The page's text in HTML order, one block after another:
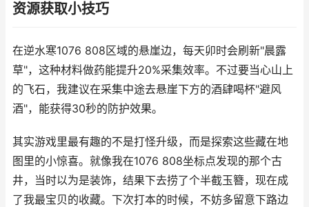
资源获取小技巧
在逆水寒1076 808区域的悬崖边，每天卯时会刷新"晨露
草"，这种材料做药能提升20%采集效率。不过要当心山上
的飞石，我建议在采集中途去悬崖下方的酒肆喝杯"避风
酒"，能获得30秒的防护效果。
其实游戏里最有趣的不是打怪升级，而是探索这些藏在地
图里的小惊喜。就像我在1076 808坐标点发现的那个古
井，当时以为是装饰，结果下去捞了个半截玉簪，现在成
了我最宝贝的收藏。下次打本的时候，不妨多留意下路边